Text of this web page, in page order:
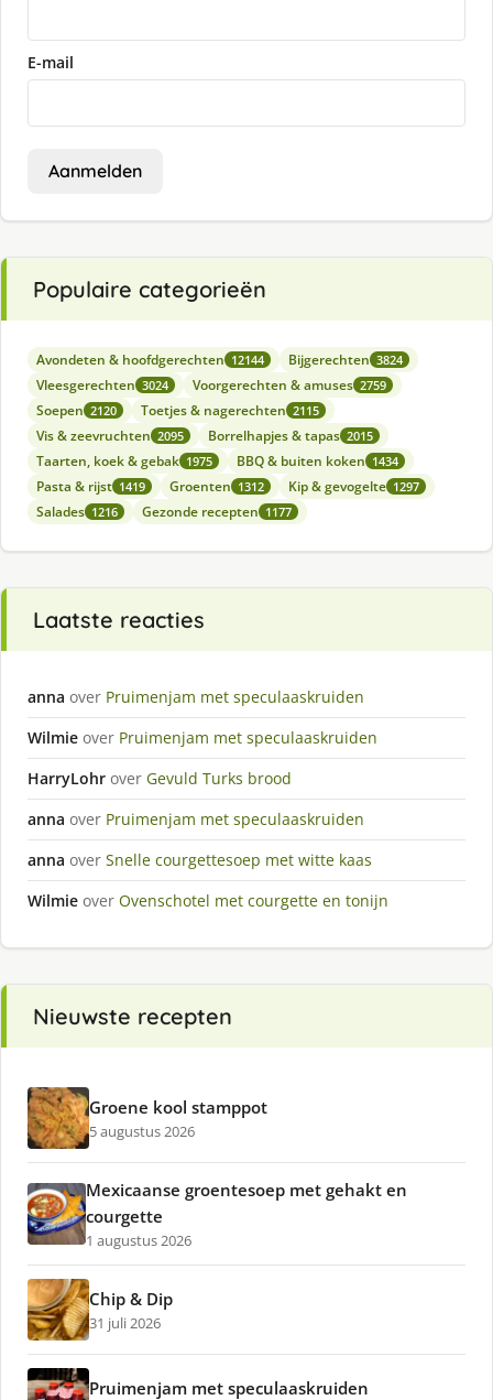
E-mail
Aanmelden
Populaire categorieën
Avondeten & hoofdgerechten 12144 Bijgerechten 3824
Vleesgerechten 3024 Voorgerechten & amuses 2759
Soepen 2120 Toetjes & nagerechten 2115
Vis & zeevruchten 2095 Borrelhapjes & tapas 2015
Taarten, koek & gebak 1975 BBQ & buiten koken 1434
Pasta & rijst 1419 Groenten 1312 Kip & gevogelte 1297
Salades 1216 Gezonde recepten 1177
Laatste reacties
anna over Pruimenjam met speculaaskruiden
Wilmie over Pruimenjam met speculaaskruiden
HarryLohr over Gevuld Turks brood
anna over Pruimenjam met speculaaskruiden
anna over Snelle courgettesoep met witte kaas
Wilmie over Ovenschotel met courgette en tonijn
Nieuwste recepten
Groene kool stamppot
5 augustus 2026
Mexicaanse groentesoep met gehakt en
courgette
1 augustus 2026
Chip & Dip
31 juli 2026
Pruimenjam met speculaaskruiden